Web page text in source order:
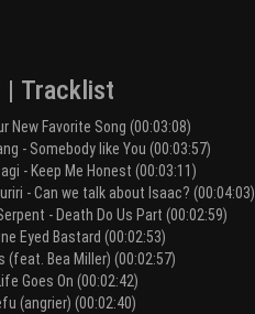
| Tracklist
New Favorite Song (00:03:08)
- Somebody like You (00:03:57)
- Keep Me Honest (00:03:11)
- Can we talk about Isaac? (00:04:03)
- Death Do Us Part (00:02:59)
Eyed Bastard (00:02:53)
(feat. Bea Miller) (00:02:57)
Goes On (00:02:42)
(angrier) (00:02:40)